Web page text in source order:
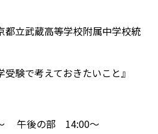
都立武蔵高等学校附属中学校統
受験で考えておきたいこと』
午後の部 14:00～